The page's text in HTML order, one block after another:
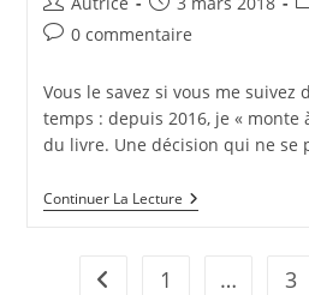
de
publiée :
Commentaires
la
publication :
0 commentaire
Vous le savez si vous me suivez
temps : depuis 2016, je « monte
du livre. Une décision qui ne se
Continuer La LecturePourquoi
Aller
Go to the previous page
1 … 3